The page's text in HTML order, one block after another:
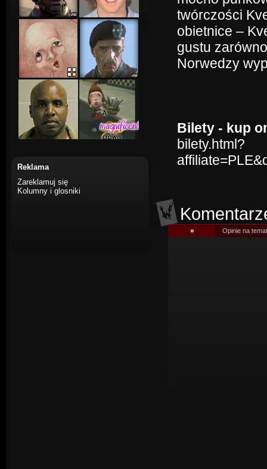
Reklama
Zareklamuj się
Kolumny i glosniki
twórczości
obietnice –
gustu
Norwedzy
Bilety - kup
bilety.html?
» Opinie na